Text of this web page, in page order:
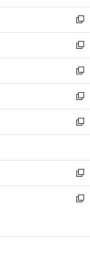
開
く
ウ
で
開
く
ン
ド
ウ
で
開
く
ウ
ィ
ン
ド
ウ
で
開
く
新
し
い
ウ
ィ
ン
ド
ウ
で
開
新
し
い
ウ
ィ
ン
ド
ウ
開
く
新
し
い
ウ
ィ
ン
ウ
で
開
く
新
し
い
ウ
ン
ド
ウ
で
新
し
ウ
ィ
ン
ド
開
新
し
い
ン
新
ウ